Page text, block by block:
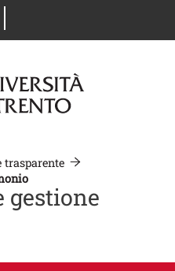
Salta al contenuto principale
nuova finestra
il link in una nuova